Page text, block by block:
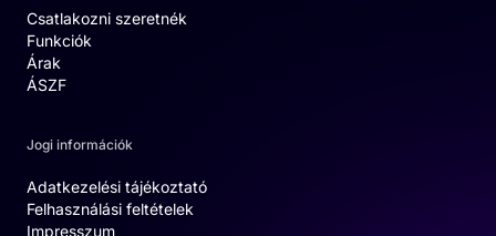
Csatlakozni szeretnék
Funkciók
Árak
ÁSZF
Jogi információk
Adatkezelési tájékoztató
Felhasználási feltételek
Impresszum